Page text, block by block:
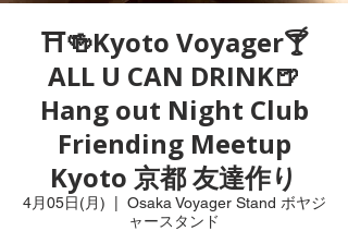
⛩🍻Kyoto Voyager🍸
ALL U CAN DRINK🍺
Hang out Night Club
Friending Meetup
Kyoto 京都 友達作り
4月05日(月)
Osaka Voyager Stand ボヤジ
ャースタンド